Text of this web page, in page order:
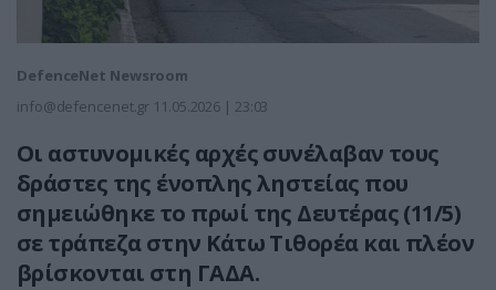
DefenceNet Newsroom
info@defencenet.gr 11.05.2026 | 23:03
Οι αστυνομικές αρχές συνέλαβαν τους
δράστες της ένοπλης ληστείας που
σημειώθηκε το πρωί της Δευτέρας (11/5)
σε τράπεζα στην Κάτω Τιθορέα και πλέον
βρίσκονται στη ΓΑΔΑ.